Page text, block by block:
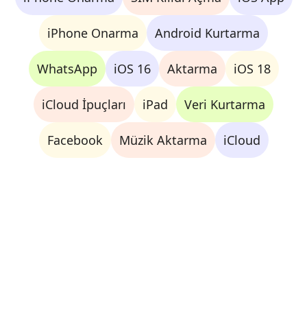
iPhone Onarma Android Kurtarma
WhatsApp iOS 16 Aktarma iOS 18
iCloud İpuçları iPad Veri Kurtarma
Facebook Müzik Aktarma iCloud